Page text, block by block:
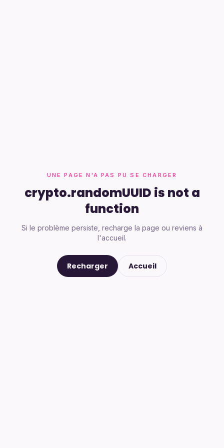
UNE PAGE N'A PAS PU SE CHARGER
crypto.randomUUID is not a
function
Si le problème persiste, recharge la page ou reviens à
l'accueil.
Recharger Accueil